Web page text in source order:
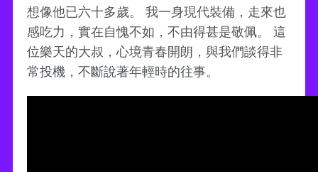
想像他已六十多歲。 我一身現代裝備，走來也
感吃力，實在自愧不如，不由得甚是敬佩。 這
位樂天的大叔，心境青春開朗，與我們談得非
常投機，不斷說著年輕時的往事。